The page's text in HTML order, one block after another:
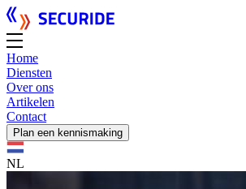
Home
Diensten
Over ons
Artikelen
Contact
Plan een kennismaking
NL